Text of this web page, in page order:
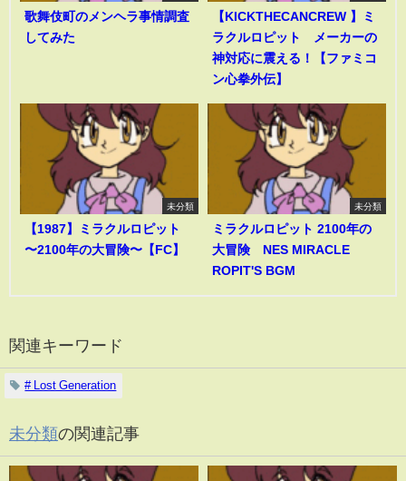
歌舞伎町のメンヘラ事情調査
してみた
【KICKTHECANCREW 】ミ
ラクルロピット メーカーの
神対応に震える！【ファミコ
ン心拳外伝】
未分類
【1987】ミラクルロピット
〜2100年の大冒険〜【FC】
未分類
ミラクルロピット 2100年の
大冒険 NES MIRACLE
ROPIT'S BGM
関連キーワード
# Lost Generation
未分類の関連記事